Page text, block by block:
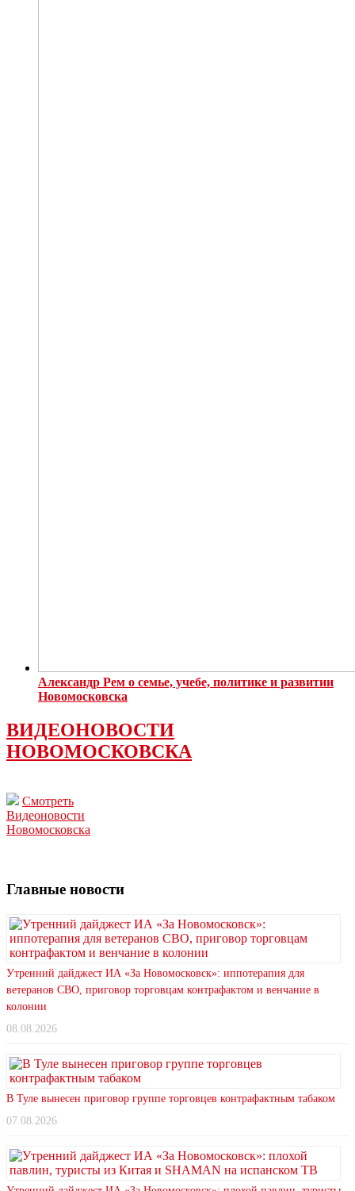
Александр Рем о семье, учебе, политике и развитии
Новомосковска
ВИДЕОНОВОСТИ
НОВОМОСКОВСКА
Смотреть
Видеоновости
Новомосковска
Главные новости
Утренний дайджест ИА «За Новомосковск»: иппотерапия для
ветеранов СВО, приговор торговцам контрафактом и венчание в
колонии
08.08.2026
В Туле вынесен приговор группе торговцев контрафактным табаком
07.08.2026